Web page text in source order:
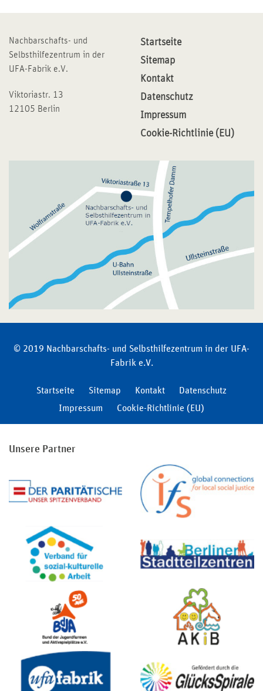
Nachbarschafts- und
Selbsthilfezentrum in der
UFA-Fabrik e.V.
Viktoriastr. 13
12105 Berlin
Startseite
Sitemap
Kontakt
Datenschutz
Impressum
Cookie-Richtlinie (EU)
© 2019 Nachbarschafts- und Selbsthilfezentrum in der UFA-
Fabrik e.V.
Startseite Sitemap Kontakt
Datenschutz
Impressum
Cookie-Richtlinie (EU)
Unsere Partner